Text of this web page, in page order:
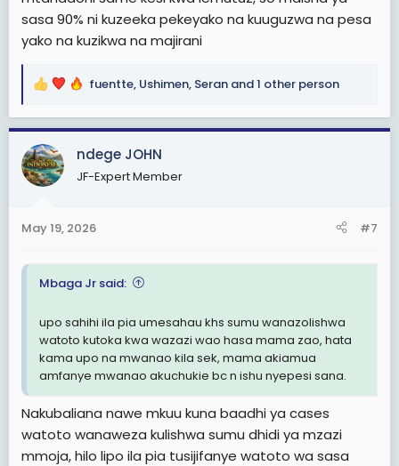
sasa 90% ni kuzeeka pekeyako na kuuguzwa na pesa
yako na kuzikwa na majirani
R
a
c
t
i
s
fuentte, Ushimen, Seran and 1 other person
ndege JOHN
JF-Expert Member
May 19, 2026 #7
Mbaga Jr said:
upo sahihi ila pia umesahau khs sumu wanazolishwa
watoto kutoka kwa wazazi wao hasa mama zao, hata
kama upo na mwanao kila sek, mama akiamua
amfanye mwanao akuchukie bc n ishu nyepesi sana.
Nakubaliana nawe mkuu kuna baadhi ya cases
watoto wanaweza kulishwa sumu dhidi ya mzazi
mmoja, hilo lipo ila pia tusijifanye watoto wa sasa